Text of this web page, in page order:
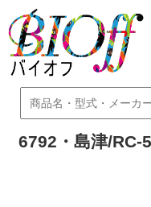
中古機器検索
6792・島津/RC-